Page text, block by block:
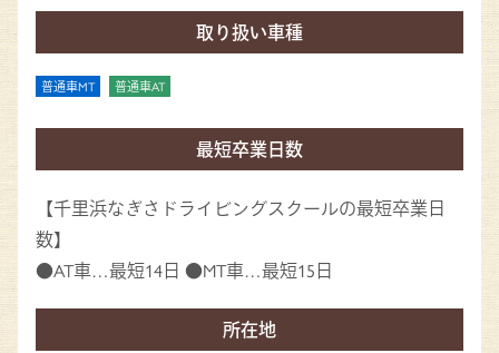
取り扱い車種
普通車MT 普通車AT
最短卒業日数
【千里浜なぎさドライビングスクールの最短卒業日
数】
●AT車…最短14日 ●MT車…最短15日
所在地